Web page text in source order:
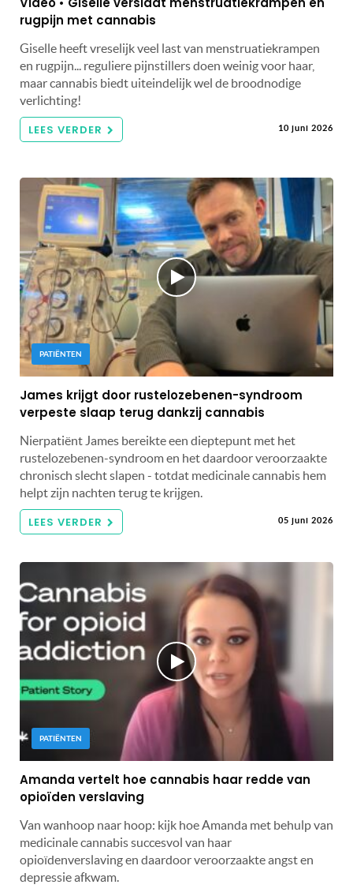
rugpijn met cannabis
Giselle heeft vreselijk veel last van menstruatiekrampen
en rugpijn... reguliere pijnstillers doen weinig voor haar,
maar cannabis biedt uiteindelijk wel de broodnodige
verlichting!
LEES VERDER 10 juni 2026
PATIËNTEN
James krijgt door rustelozebenen-syndroom
verpeste slaap terug dankzij cannabis
Nierpatiënt James bereikte een dieptepunt met het
rustelozebenen-syndroom en het daardoor veroorzaakte
chronisch slecht slapen - totdat medicinale cannabis hem
helpt zijn nachten terug te krijgen.
LEES VERDER 05 juni 2026
PATIËNTEN
Amanda vertelt hoe cannabis haar redde van
opioïden verslaving
Van wanhoop naar hoop: kijk hoe Amanda met behulp van
medicinale cannabis succesvol van haar
opioïdenverslaving en daardoor veroorzaakte angst en
depressie afkwam.